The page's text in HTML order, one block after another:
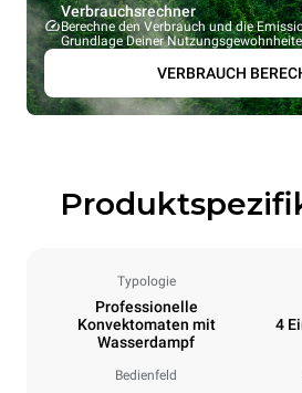
Verbrauchsrechner
Berechne den Verbrauch und die
Grundlage Deiner
VERBRAUCH
Typologie
Professionelle
Konvektomaten mit
Wasserdampf
4
Bedienfeld